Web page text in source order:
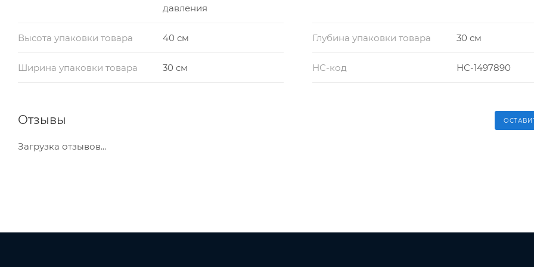
давления
Высота упаковки товара 40 см Глубина упаковки товара 30 см
Ширина упаковки товара 30 см НС-код НС-1497890
Отзывы
Загрузка отзывов...